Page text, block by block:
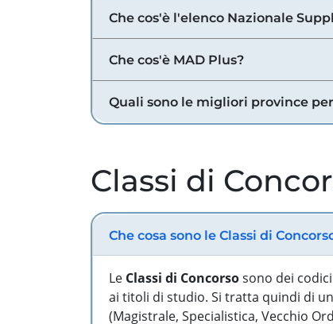
Che cos'è l'elenco Nazionale
Che cos'è MAD Plus?
Quali sono le migliori province
Classi di
Che cosa sono le Classi di
Le Classi di Concorsosono dei
ai titoli di studio. Si tratta quindi di
(Magistrale, Specialistica, Vecchio